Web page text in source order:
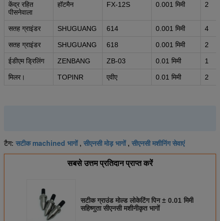
केंद्र रहित
पीसनेवाला
हॉटमैन FX-12S 0.001 मिमी 2
सतह ग्राइंडर SHUGUANG 614 0.001 मिमी 4
सतह ग्राइंडर SHUGUANG 618 0.001 मिमी 2
ईडीएम ड्रिलिंग ZENBANG ZB-03 0.01 मिमी 1
मिलर। TOPINR एवीए 0.01 मिमी 2
टैग: सटीक machined भागों, सीएनसी मोड़ भागों, सीएनसी मशीनिंग सेवाएं
सबसे उत्तम प्रतिदान प्राप्त करें
सटीक ग्राउंड मोल्ड लोकेटिंग पिन ± 0.01 मिमी
सहिष्णुता सीएनसी मशीनीकृत भागों